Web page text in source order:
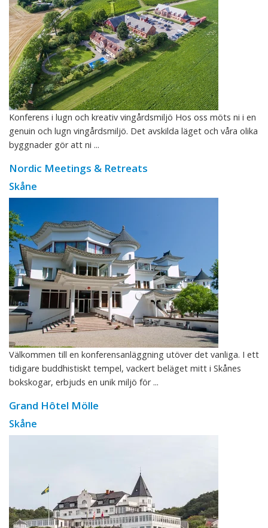
Konferens i lugn och kreativ vingårdsmiljö Hos oss möts ni i en
genuin och lugn vingårdsmiljö. Det avskilda läget och våra olika
byggnader gör att ni ...
Nordic Meetings & Retreats
Skåne
Välkommen till en konferensanläggning utöver det vanliga. I ett
tidigare buddhistiskt tempel, vackert beläget mitt i Skånes
bokskogar, erbjuds en unik miljö för ...
Grand Hôtel Mölle
Skåne